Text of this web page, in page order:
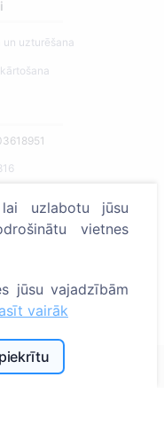
uzturēšana
aizsargātas
uzlabotu jūsu
vietnes
jūsu vajadzībām
vairāk